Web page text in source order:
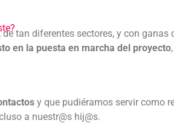
tan diferentes sectores, y con ganas
en la puesta en marcha del proyecto
y que pudiéramos servir como
a nuestr@s hij@s.